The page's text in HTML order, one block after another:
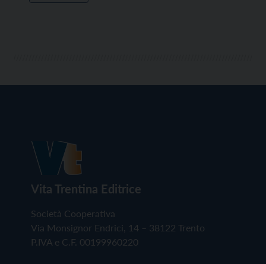
Vita Trentina Editrice
Società Cooperativa
Via Monsignor Endrici, 14 – 38122 Trento
P.IVA e C.F. 00199960220